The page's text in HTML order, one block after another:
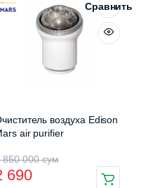
Сравнить
воздуха Edison
air purifier
850 000сум
690